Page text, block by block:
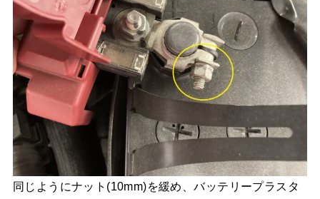
同じようにナット(10mm)を緩め、バッテリープラスタ